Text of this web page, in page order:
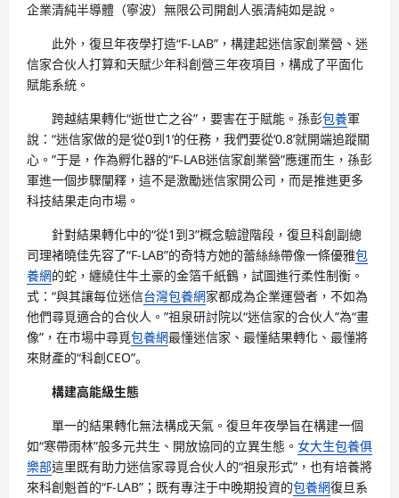
企業清純半導體（寧波）無限公司開創人張清純如是說。
此外，復旦年夜學打造“F-LAB”，構建起迷信家創業營、迷
信家合伙人打算和天賦少年科創營三年夜項目，構成了平面化
賦能系統。
跨越結果轉化“逝世亡之谷”，要害在于賦能。孫彭包養軍
說：“迷信家做的是‘從0到1’的任務，我們要從‘0.8’就開端追蹤關
心。”于是，作為孵化器的“F-LAB迷信家創業營”應運而生，孫彭
軍進一個步驟闡釋，這不是激勵迷信家開公司，而是推進更多
科技結果走向市場。
針對結果轉化中的“從1到3”概念驗證階段，復旦科創副總
司理褚曉佳先容了“F-LAB”的奇特方她的蕾絲絲帶像一條優雅包
養網的蛇，纏繞住牛土豪的金箔千紙鶴，試圖進行柔性制衡。
式：“與其讓每位迷信台灣包養網家都成為企業運營者，不如為
他們尋覓適合的合伙人。”祖泉研討院以“迷信家的合伙人”為“畫
像”，在市場中尋覓包養網最懂迷信家、最懂結果轉化、最懂將
來財產的“科創CEO”。
構建高能級生態
單一的結果轉化無法構成天氣。復旦年夜學旨在構建一個
如“寒帶雨林”般多元共生、開放協同的立異生態。 女大生包養俱
樂部這里既有助力迷信家尋覓合伙人的“祖泉形式”，也有培養將
來科創魁首的“F-LAB”；既有專注于中晚期投資的包養網復旦系